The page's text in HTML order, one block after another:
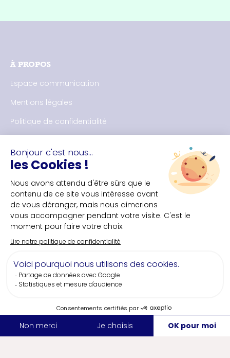
À PROPOS
Espace communication
Mentions légales
Politique de confidentialité
NOUS CONTACTER
+33(0)2 40 35 55 **
NOUS SUIVRE